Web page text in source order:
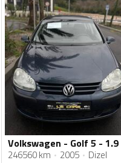
246560 km 2005 Dizel